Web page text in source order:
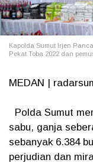
Kapolda Sumut Irjen
Pekat Toba 2022 dan
MEDAN |
Polda Sumut
sabu, ganja
sebanyak 6.384
perjudian dan